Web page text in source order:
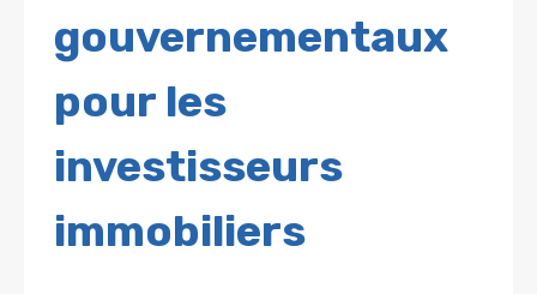
gouvernementaux
pour les
investisseurs
immobiliers